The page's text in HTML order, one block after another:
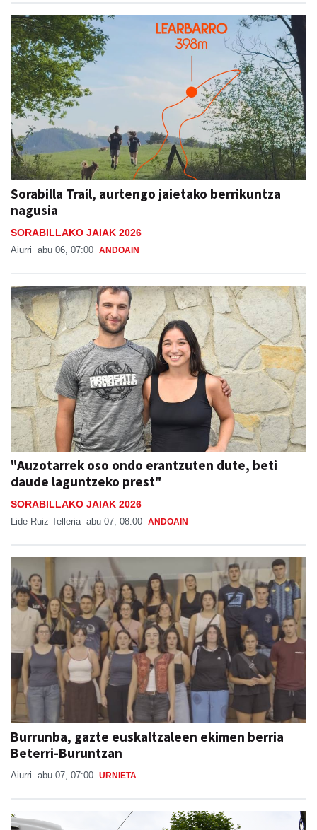
Sorabilla Trail, aurtengo jaietako berrikuntza
nagusia
SORABILLAKO JAIAK 2026
Aiurri abu 06, 07:00 ANDOAIN
"Auzotarrek oso ondo erantzuten dute, beti
daude laguntzeko prest"
SORABILLAKO JAIAK 2026
Lide Ruiz Telleria abu 07, 08:00 ANDOAIN
Burrunba, gazte euskaltzaleen ekimen berria
Beterri-Buruntzan
Aiurri abu 07, 07:00 URNIETA